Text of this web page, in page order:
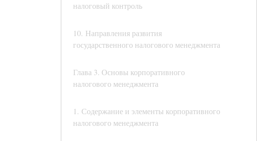
налоговый контроль
10. Направления развития
государственного налогового менеджмента
Глава 3. Основы корпоративного
налогового менеджмента
1. Содержание и элементы корпоративного
налогового менеджмента